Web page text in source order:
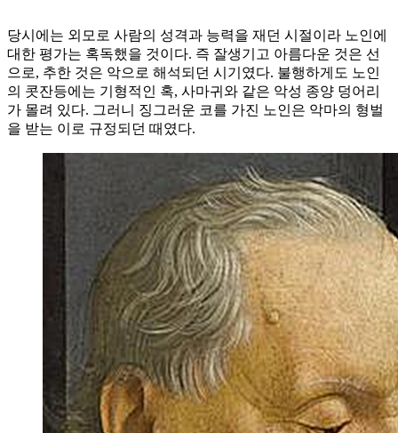
당시에는 외모로 사람의 성격과 능력을 재던 시절이라 노인에
대한 평가는 혹독했을 것이다. 즉 잘생기고 아름다운 것은 선
으로, 추한 것은 악으로 해석되던 시기였다. 불행하게도 노인
의 콧잔등에는 기형적인 혹, 사마귀와 같은 악성 종양 덩어리
가 몰려 있다. 그러니 징그러운 코를 가진 노인은 악마의 형벌
을 받는 이로 규정되던 때였다.